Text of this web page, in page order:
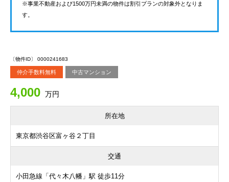
※事業不動産および1500万円未満の物件は割引プランの対象外となりま
す。
〔物件ID〕 0000241683
仲介手数料無料 中古マンション
4,000 万円
所在地
東京都渋谷区富ヶ谷２丁目
交通
小田急線「代々木八幡」駅 徒歩11分